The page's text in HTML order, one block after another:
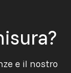
e il nostro